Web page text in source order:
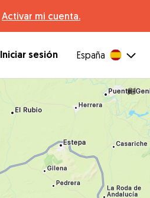
Activar mi cuenta.
Iniciar sesión España